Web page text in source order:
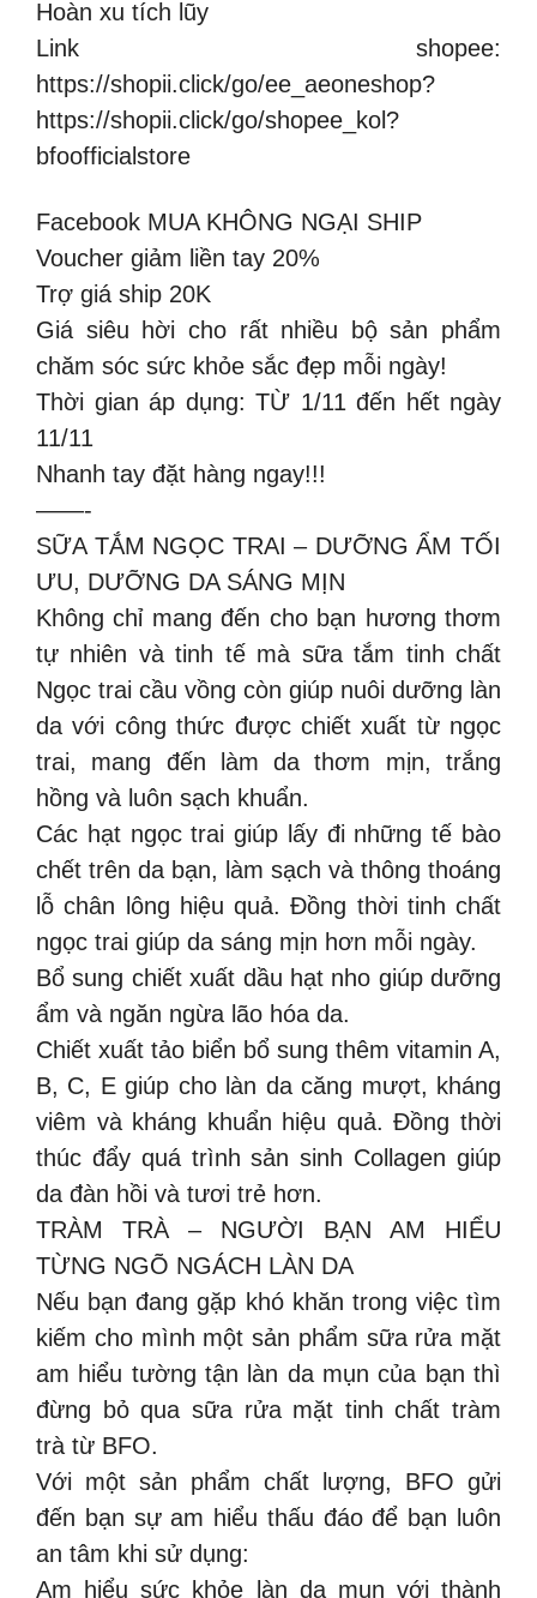
Hoàn xu tích lũy
Link shopee:
https://shopii.click/go/ee_aeoneshop?
https://shopii.click/go/shopee_kol?
bfoofficialstore
Facebook MUA KHÔNG NGẠI SHIP
Voucher giảm liền tay 20%
Trợ giá ship 20K
Giá siêu hời cho rất nhiều bộ sản phẩm
chăm sóc sức khỏe sắc đẹp mỗi ngày!
Thời gian áp dụng: TỪ 1/11 đến hết ngày
11/11
Nhanh tay đặt hàng ngay!!!
——-
SỮA TẮM NGỌC TRAI – DƯỠNG ẨM TỐI
ƯU, DƯỠNG DA SÁNG MỊN
Không chỉ mang đến cho bạn hương thơm
tự nhiên và tinh tế mà sữa tắm tinh chất
Ngọc trai cầu vồng còn giúp nuôi dưỡng làn
da với công thức được chiết xuất từ ngọc
trai, mang đến làm da thơm mịn, trắng
hồng và luôn sạch khuẩn.
Các hạt ngọc trai giúp lấy đi những tế bào
chết trên da bạn, làm sạch và thông thoáng
lỗ chân lông hiệu quả. Đồng thời tinh chất
ngọc trai giúp da sáng mịn hơn mỗi ngày.
Bổ sung chiết xuất dầu hạt nho giúp dưỡng
ẩm và ngăn ngừa lão hóa da.
Chiết xuất tảo biển bổ sung thêm vitamin A,
B, C, E giúp cho làn da căng mượt, kháng
viêm và kháng khuẩn hiệu quả. Đồng thời
thúc đẩy quá trình sản sinh Collagen giúp
da đàn hồi và tươi trẻ hơn.
TRÀM TRÀ – NGƯỜI BẠN AM HIỂU
TỪNG NGÕ NGÁCH LÀN DA
Nếu bạn đang gặp khó khăn trong việc tìm
kiếm cho mình một sản phẩm sữa rửa mặt
am hiểu tường tận làn da mụn của bạn thì
đừng bỏ qua sữa rửa mặt tinh chất tràm
trà từ BFO.
Với một sản phẩm chất lượng, BFO gửi
đến bạn sự am hiểu thấu đáo để bạn luôn
an tâm khi sử dụng:
Am hiểu sức khỏe làn da mụn với thành